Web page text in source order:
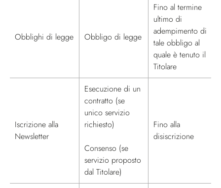
Obblighi di legge Obbligo di legge
Fino al termine
ultimo di
adempimento di
tale obbligo al
quale è tenuto il
Titolare
Iscrizione alla
Newsletter
Esecuzione di un
contratto (se
unico servizio
richiesto)
Consenso (se
servizio proposto
dal Titolare)
Fino alla
disiscrizione